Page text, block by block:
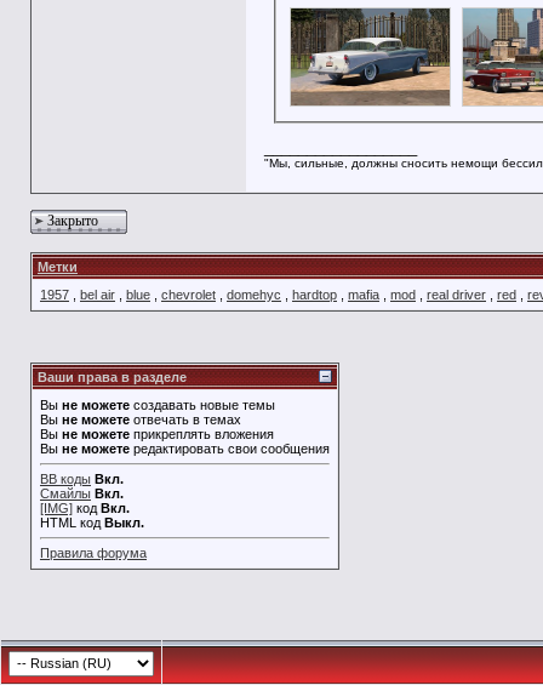
"Мы, сильные, должны сносить немощи
Закрыто
Метки
1957
bel air blue chevrolet domehyc hardtop mafia mod real driver red
Ваши права в разделе
Вы не можете создавать новые темы
Вы не можете отвечать в темах
Вы не можете прикреплять вложения
Вы не можете редактировать свои сообщения
BB коды Вкл.
Смайлы Вкл.
[IMG] код Вкл.
HTML код Выкл.
Правила форума